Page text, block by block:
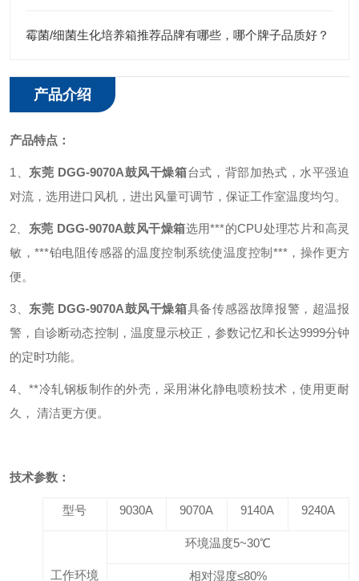
霉菌/细菌生化培养箱推荐品牌有哪些，哪个牌子品质好？
产品介绍
产品特点：
1、 东莞 DGG-9070A鼓风干燥箱台式，背部加热式，水平强迫
对流，选用进口风机，进出风量可调节，保证工作室温度均匀。
2、 东莞 DGG-9070A鼓风干燥箱选用***的CPU处理芯片和高灵
敏，***铂电阻传感器的温度控制系统使温度控制***，操作更方
便。
3、 东莞 DGG-9070A鼓风干燥箱具备传感器故障报警，超温报
警，自诊断动态控制，温度显示校正，参数记忆和长达9999分钟
的定时功能。
4、**冷轧钢板制作的外壳，采用淋化静电喷粉技术，使用更耐
久， 清洁更方便。
技术参数：
型号 9030A 9070A 9140A 9240A
工作环境
环境温度5~30℃
相对湿度≤80%